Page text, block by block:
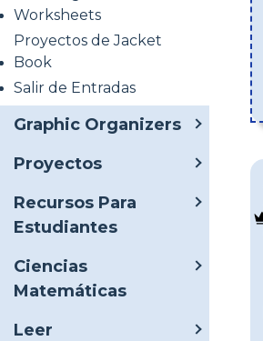
Worksheets
Proyectos de Jacket
Book
Salir de Entradas
Graphic Organizers
Proyectos
Recursos Para
Estudiantes
Ciencias
Matemáticas
Leer